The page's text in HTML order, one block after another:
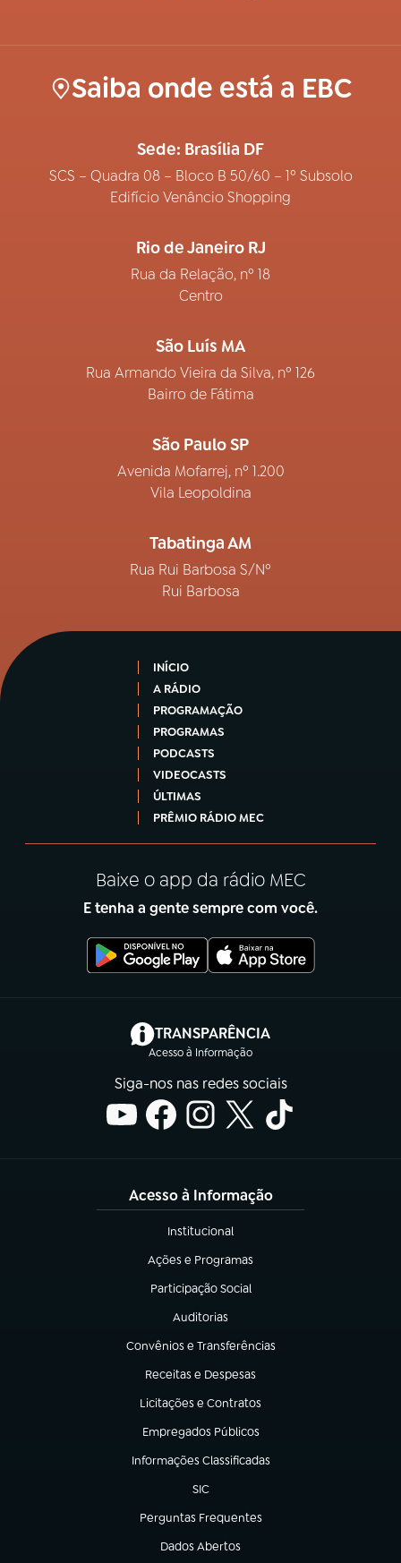
Saiba onde está a EBC
Sede: Brasília DF
SCS – Quadra 08 – Bloco B 50/60 – 1º Subsolo
Edifício Venâncio Shopping
Rio de Janeiro RJ
Rua da Relação, nº 18
Centro
São Luís MA
Rua Armando Vieira da Silva, nº 126
Bairro de Fátima
São Paulo SP
Avenida Mofarrej, nº 1.200
Vila Leopoldina
Tabatinga AM
Rua Rui Barbosa S/Nº
Rui Barbosa
INÍCIO
A RÁDIO
PROGRAMAÇÃO
PROGRAMAS
PODCASTS
VIDEOCASTS
ÚLTIMAS
PRÊMIO RÁDIO MEC
Baixe o app da rádio MEC
E tenha a gente sempre com você.
TRANSPARÊNCIA
Acesso à Informação
(abre em nova aba)
Siga-nos nas redes sociais
Acesso à Informação
Institucional
(abre em nova aba)
Ações e Programas
(abre em nova aba)
Participação Social
(abre em nova aba)
Auditorias
(abre em nova aba)
Convênios e Transferências
(abre em nova aba)
Receitas e Despesas
(abre em nova aba)
Licitações e Contratos
(abre em nova aba)
Empregados Públicos
(abre em nova aba)
Informações Classificadas
(abre em nova aba)
SIC
(abre em nova aba)
Perguntas Frequentes
(abre em nova aba)
Dados Abertos
(abre em nova aba)